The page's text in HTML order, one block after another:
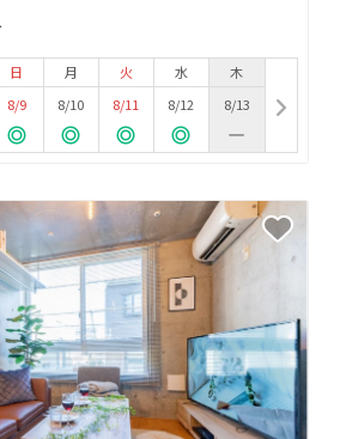
日
8/9
月
8/10
火
8/11
水
8/12
木
8/13